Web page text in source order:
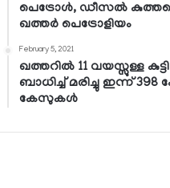
പെട്രോള്‍, ഡീസല്‍ കുത്തനെ
ഖത്തര്‍ പെട്രോളിയം
February 5, 2021
ഖത്തറില്‍ 11 വയസ്സുള്ള
ബാധിച്ച് മരിച്ചു ഇന്ന്
കേസുകള്‍